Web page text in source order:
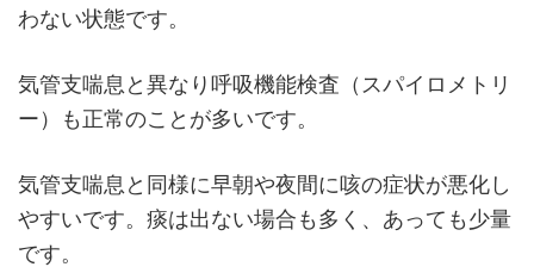
わない状態です。
気管支喘息と異なり呼吸機能検査（スパイロメトリ
ー）も正常のことが多いです。
気管支喘息と同様に早朝や夜間に咳の症状が悪化し
やすいです。痰は出ない場合も多く、あっても少量
です。